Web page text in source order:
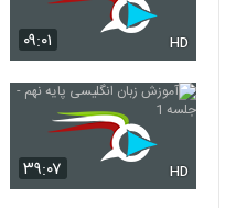
۰۹:۰۱ HD
۳۹:۰۷ HD